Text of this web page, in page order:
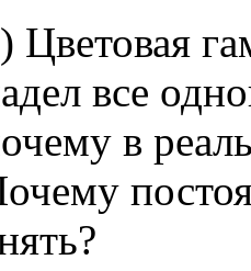
Цветовая
все
в